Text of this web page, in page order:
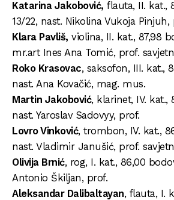
Katarina Jakobović, flauta, II. kat.,
13/22, nast. Nikolina Vukoja Pinjuh,
Klara Pavliš, violina, II. kat., 87,98
mr.art Ines Ana Tomić, prof.
Roko Krasovac, saksofon, III. kat.,
nast. Ana Kovačić, mag. mus.
Martin Jakobović, klarinet, IV. kat.,
nast. Yaroslav Sadovyy, prof.
Lovro Vinković, trombon, IV. kat.,
nast. Vladimir Janušić, prof.
Olivija Brnić, rog, I. kat., 86,00
Antonio Škiljan, prof.
Aleksandar Dalibaltayan, flauta, I.